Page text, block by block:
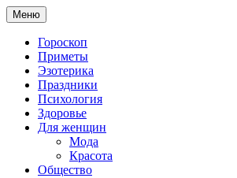
Меню
Гороскоп
Приметы
Эзотерика
Праздники
Психология
Здоровье
Для женщин
Мода
Красота
Общество